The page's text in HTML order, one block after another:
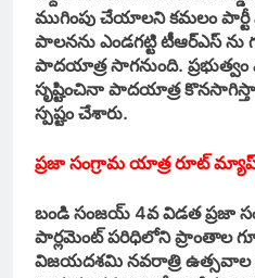
ముగింపు చేయాలని కమలం పార్టీ
పాలనను ఎండగట్టి టీఆర్ఎస్ ను
పాదయాత్ర సాగనుంది. ప్రభుత్వం
సృష్టించినా పాదయాత్ర
స్పష్టం చేశారు.
ప్రజా సంగ్రామ యాత్ర రూట్
బండి సంజయ్ 4వ విడత ప్రజా
పార్లమెంట్ పరిధిలోని ప్రాంతాల
విజయదశమి నవరాత్రి ఉత్సవాల